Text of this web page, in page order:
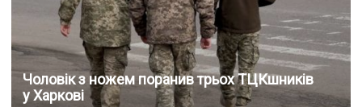
Чоловік з ножем поранив трьох ТЦКшників
у Харкові